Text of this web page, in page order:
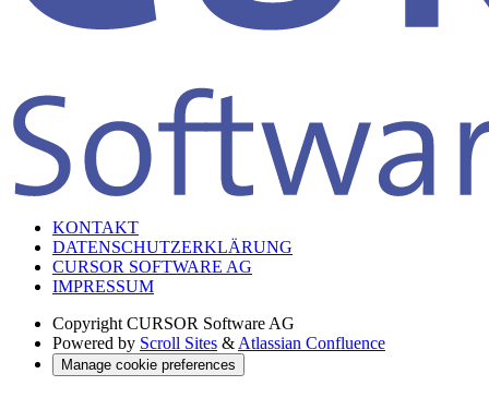
KONTAKT
DATENSCHUTZERKLÄRUNG
CURSOR SOFTWARE AG
IMPRESSUM
Copyright CURSOR Software AG
Powered by Scroll Sites & Atlassian Confluence
Manage cookie preferences